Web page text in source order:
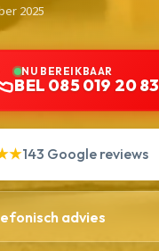
2025
NU BEREIKBAAR
BEL 085 019 20 83
143 Google reviews
advies